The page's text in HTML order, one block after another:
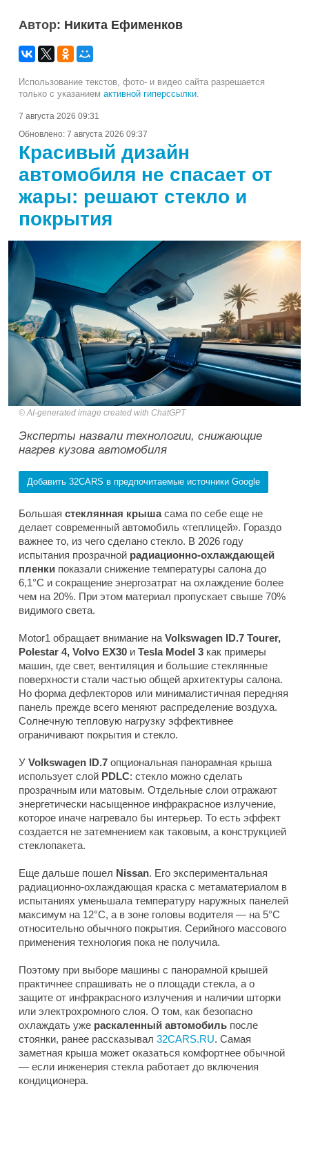
Автор: Никита Ефименков
Использование текстов, фото- и видео сайта разрешается
только с указанием активной гиперссылки.
7 августа 2026 09:31
Обновлено: 7 августа 2026 09:37
Красивый дизайн
автомобиля не спасает от
жары: решают стекло и
покрытия
AI-generated image created with ChatGPT
Эксперты назвали технологии, снижающие
нагрев кузова автомобиля
Добавить 32CARS в предпочитаемые источники Google
Большая стеклянная крышасама по себе еще не
делает современный автомобиль «теплицей». Гораздо
важнее то, из чего сделано стекло. В 2026 году
испытания прозрачной радиационно-охлаждающей
пленки показали снижение температуры салона до
6,1°C и сокращение энергозатрат на охлаждение более
чем на 20%. При этом материал пропускает свыше 70%
видимого света.
Motor1 обращает внимание на Volkswagen ID.7 Tourer,
Polestar 4, Volvo EX30 и Tesla Model 3 как примеры
машин, где свет, вентиляция и большие стеклянные
поверхности стали частью общей архитектуры салона.
Но форма дефлекторов или минималистичная передняя
панель прежде всего меняют распределение воздуха.
Солнечную тепловую нагрузку эффективнее
ограничивают покрытия и стекло.
У Volkswagen ID.7 опциональная панорамная крыша
использует слой PDLC: стекло можно сделать
прозрачным или матовым. Отдельные слои отражают
энергетически насыщенное инфракрасное излучение,
которое иначе нагревало бы интерьер. То есть эффект
создается не затемнением как таковым, а конструкцией
стеклопакета.
Еще дальше пошел Nissan. Его экспериментальная
радиационно-охлаждающая краска с метаматериалом в
испытаниях уменьшала температуру наружных панелей
максимум на 12°C, а в зоне головы водителя — на 5°C
относительно обычного покрытия. Серийного массового
применения технология пока не получила.
Поэтому при выборе машины с панорамной крышей
практичнее спрашивать не о площади стекла, а о
защите от инфракрасного излучения и наличии шторки
или электрохромного слоя. О том, как безопасно
охлаждать уже раскаленный автомобиль после
стоянки, ранее рассказывал 32CARS.RU. Самая
заметная крыша может оказаться комфортнее обычной
— если инженерия стекла работает до включения
кондиционера.